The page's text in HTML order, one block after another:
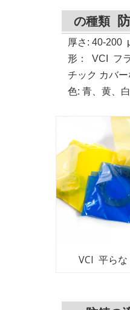
の種類
厚さ: 40-200
形 ： VCI フ
チック カバー
色: 青、黄、
VCI 平ら